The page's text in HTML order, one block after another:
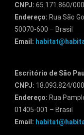
CNPJ: 65.171.860/
Endereço: Rua São
50070-600 – Brasil
Email:
Escritório de São
CNPJ: 18.093.824/
Endereço: Rua
01405-001 – Brasil
Email: